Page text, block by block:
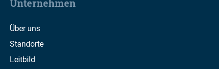
Unternehmen
Über uns
Standorte
Leitbild